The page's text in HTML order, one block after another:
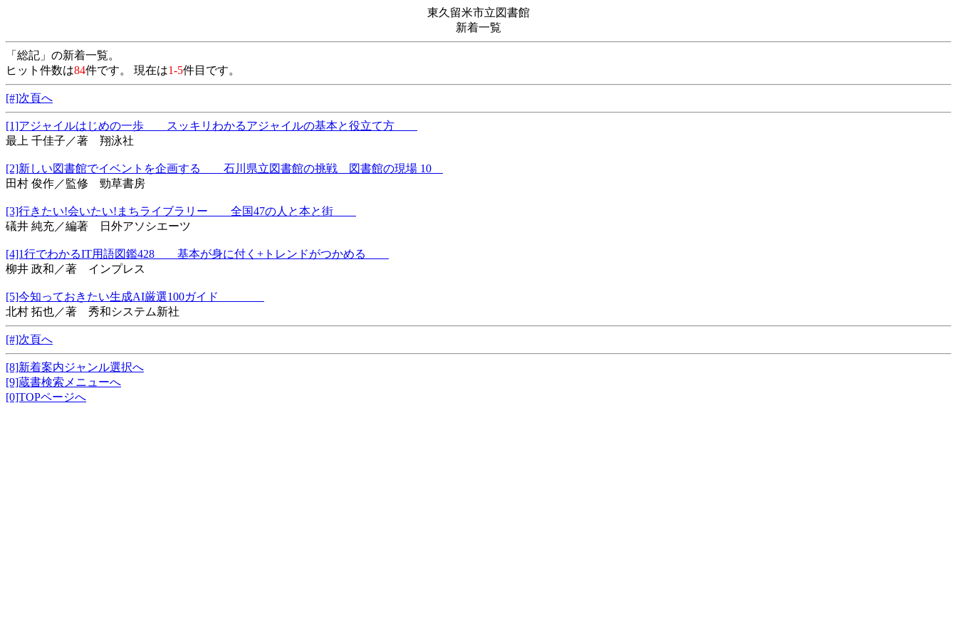
東久留米市立図書館
新着一覧
「総記」の新着一覧。
ヒット件数は84件です。 現在は1-5件目です。
[#]次頁へ
[1]アジャイルはじめの一歩 スッキリわかるアジャイルの基本と役立て方
最上 千佳子／著 翔泳社
[2]新しい図書館でイベントを企画する 石川県立図書館の挑戦 図書館の現場 10
田村 俊作／監修 勁草書房
[3]行きたい!会いたい!まちライブラリー 全国47の人と本と街
礒井 純充／編著 日外アソシエーツ
[4]1行でわかるIT用語図鑑428 基本が身に付く+トレンドがつかめる
柳井 政和／著 インプレス
[5]今知っておきたい生成AI厳選100ガイド
北村 拓也／著 秀和システム新社
[#]次頁へ
[8]新着案内ジャンル選択へ
[9]蔵書検索メニューへ
[0]TOPページへ